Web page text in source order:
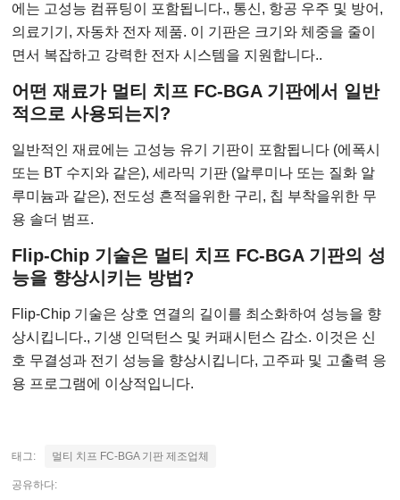
에는 고성능 컴퓨팅이 포함됩니다., 통신, 항공 우주 및 방어,
의료기기, 자동차 전자 제품. 이 기판은 크기와 체중을 줄이
면서 복잡하고 강력한 전자 시스템을 지원합니다..
어떤 재료가 멀티 치프 FC-BGA 기판에서 일반
적으로 사용되는지?
일반적인 재료에는 고성능 유기 기판이 포함됩니다 (에폭시
또는 BT 수지와 같은), 세라믹 기판 (알루미나 또는 질화 알
루미늄과 같은), 전도성 흔적을위한 구리, 칩 부착을위한 무
용 솔더 범프.
Flip-Chip 기술은 멀티 치프 FC-BGA 기판의 성
능을 향상시키는 방법?
Flip-Chip 기술은 상호 연결의 길이를 최소화하여 성능을 향
상시킵니다., 기생 인덕턴스 및 커패시턴스 감소. 이것은 신
호 무결성과 전기 성능을 향상시킵니다, 고주파 및 고출력 응
용 프로그램에 이상적입니다.
태그: 멀티 치프 FC-BGA 기판 제조업체
공유하다: